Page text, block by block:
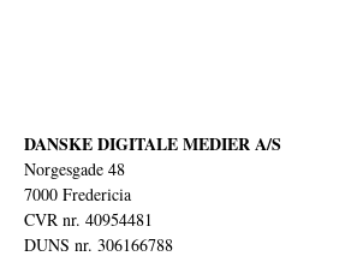
DANSKE DIGITALE MEDIER A/S
Norgesgade 48
7000 Fredericia
CVR nr. 40954481
DUNS nr. 306166788